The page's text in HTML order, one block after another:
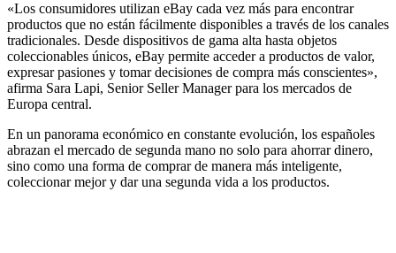
«Los consumidores utilizan eBay cada vez más para encontrar
productos que no están fácilmente disponibles a través de los canales
tradicionales. Desde dispositivos de gama alta hasta objetos
coleccionables únicos, eBay permite acceder a productos de valor,
expresar pasiones y tomar decisiones de compra más conscientes»,
afirma Sara Lapi, Senior Seller Manager para los mercados de
Europa central.
En un panorama económico en constante evolución, los españoles
abrazan el mercado de segunda mano no solo para ahorrar dinero,
sino como una forma de comprar de manera más inteligente,
coleccionar mejor y dar una segunda vida a los productos.